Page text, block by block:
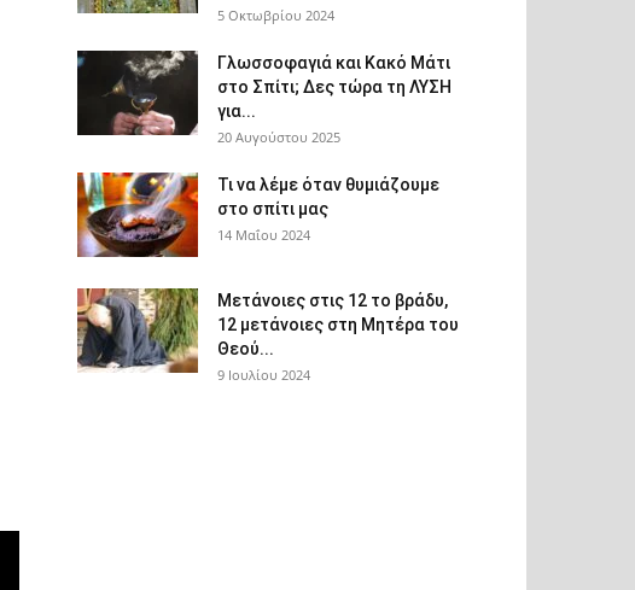
5 Οκτωβρίου 2024
Γλωσσοφαγιά και Κακό Μάτι
στο Σπίτι; Δες τώρα τη ΛΥΣΗ
για...
20 Αυγούστου 2025
Τι να λέμε όταν θυμιάζουμε
στο σπίτι μας
14 Μαΐου 2024
Μετάνοιες στις 12 το βράδυ,
12 μετάνοιες στη Μητέρα του
Θεού...
9 Ιουλίου 2024